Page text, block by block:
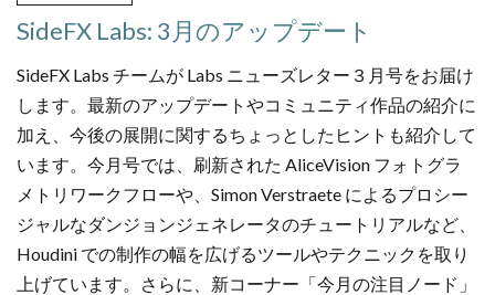
SideFX Labs: 3月のアップデート
SideFX Labs チームが Labs ニューズレター３月号をお届け
します。最新のアップデートやコミュニティ作品の紹介に
加え、今後の展開に関するちょっとしたヒントも紹介して
います。今月号では、刷新された AliceVision フォトグラ
メトリワークフローや、Simon Verstraete によるプロシー
ジャルなダンジョンジェネレータのチュートリアルなど、
Houdini での制作の幅を広げるツールやテクニックを取り
上げています。さらに、新コーナー「今月の注目ノード」